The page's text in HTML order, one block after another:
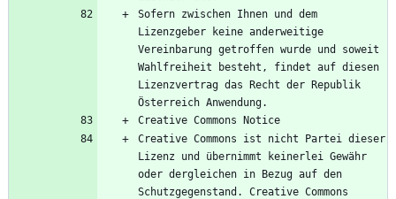
Sofern zwischen Ihnen und dem
Lizenzgeber keine anderweitige
Vereinbarung getroffen wurde und soweit
Wahlfreiheit besteht, findet auf diesen
Lizenzvertrag das Recht der Republik
Creative Commons ist nicht Partei dieser
Lizenz und übernimmt keinerlei Gewähr
oder dergleichen in Bezug auf den
Schutzgegenstand. Creative Commons